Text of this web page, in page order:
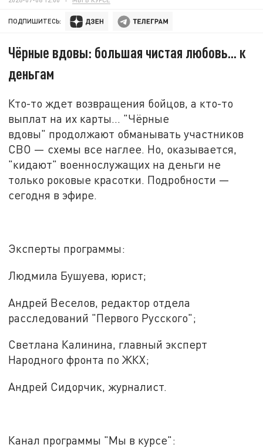
ПОДПИШИТЕСЬ:
Чёрные вдовы: большая чистая любовь... к
деньгам
Кто-то ждет возвращения бойцов, а кто-то
выплат на их карты... "Чёрные
вдовы" продолжают обманывать участников
СВО — схемы все наглее. Но, оказывается,
"кидают" военнослужащих на деньги не
только роковые красотки. Подробности —
сегодня в эфире.
Эксперты программы:
Людмила Бушуева, юрист;
Андрей Веселов, редактор отдела
расследований "Первого Русского";
Светлана Калинина, главный эксперт
Народного фронта по ЖКХ;
Андрей Сидорчик, журналист.
Канал программы "Мы в курсе":